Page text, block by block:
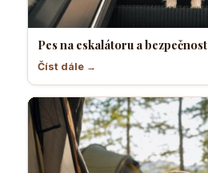
Pes na eskalátoru a bezpečnost
Číst dále →